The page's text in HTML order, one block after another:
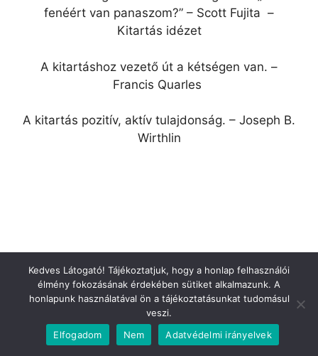
fenéért van panaszom?” – Scott Fujita –
Kitartás idézet
A kitartáshoz vezető út a kétségen van. –
Francis Quarles
A kitartás pozitív, aktív tulajdonság. – Joseph B.
Wirthlin
Kedves Látogató! Tájékoztatjuk, hogy a honlap felhasználói
élmény fokozásának érdekében sütiket alkalmazunk. A
honlapunk használatával ön a tájékoztatásunkat tudomásul
veszi.
Elfogadom
Nem Adatvédelmi irányelvek